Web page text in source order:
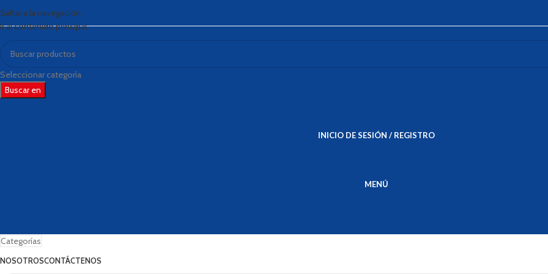
Saltar a la navegación
Ir al contenido principal
Seleccionar categoría
Buscar en
INICIO DE SESIÓN / REGISTRO
MENÚ
Categorías
NOSOTROSCONTÁCTENOS